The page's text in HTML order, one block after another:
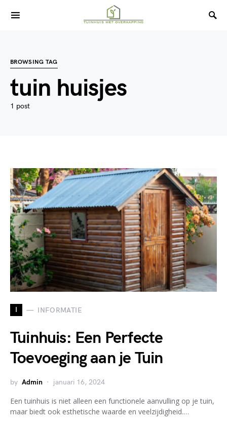
BROWSING TAG
tuin huisjes
1 post
I INFORMATIE
Tuinhuis: Een Perfecte
Toevoeging aan je Tuin
by Admin januari 16, 2024
Een tuinhuis is niet alleen een functionele aanvulling op je tuin,
maar biedt ook esthetische waarde en veelzijdigheid.…